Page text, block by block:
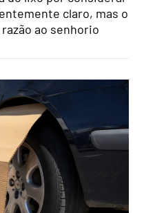
claro, mas o
ao senhorio